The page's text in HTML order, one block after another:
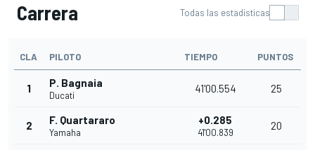
Carrera Todas las estadísticas
CLA PILOTO TIEMPO PUNTOS
1 P. Bagnaia
Ducati
41'00.554 25
2 F. Quartararo
Yamaha
+0.285
41'00.839
20